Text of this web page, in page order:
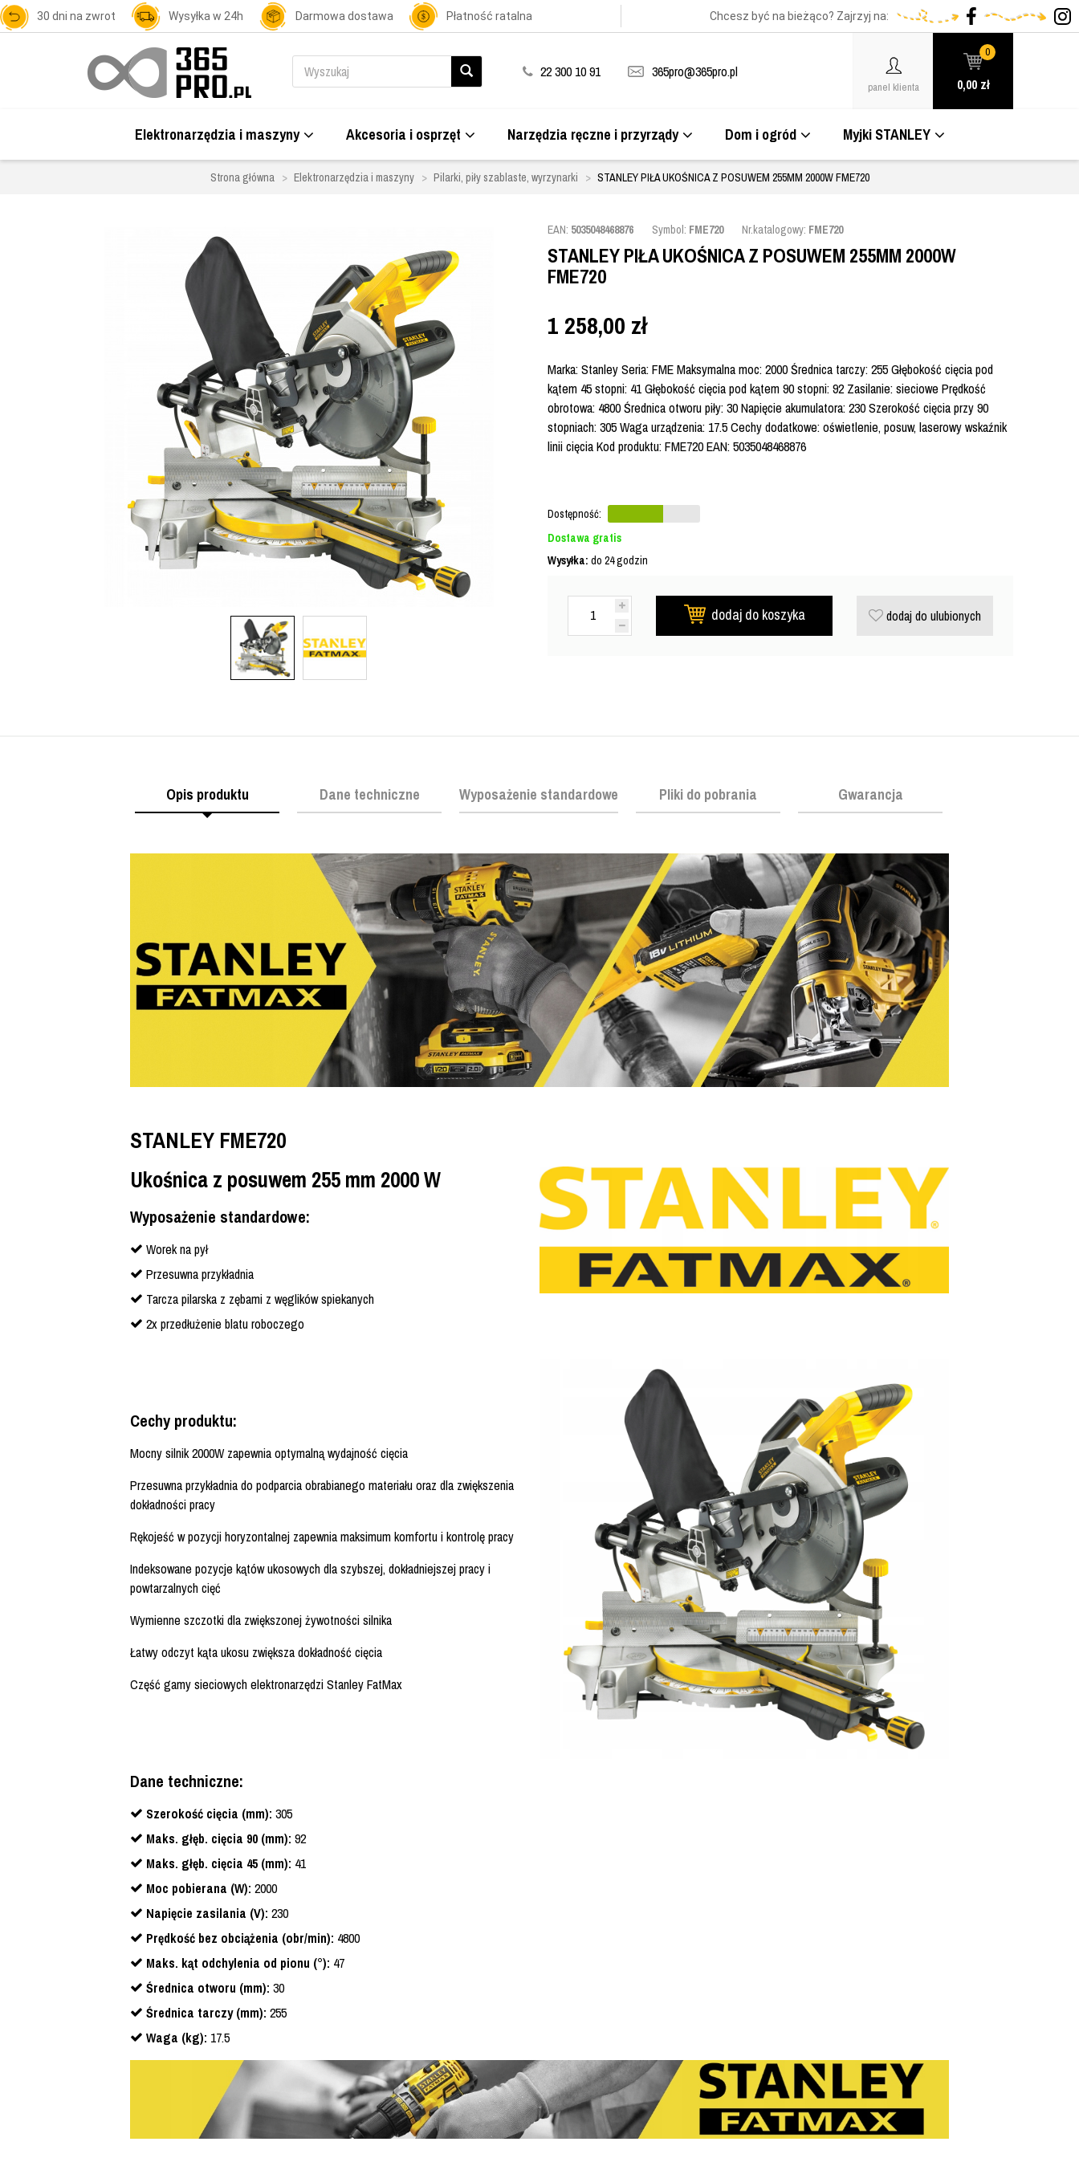
30 dni na zwrot Wysyłka w 24h Darmowa dostawa Płatność ratalna Chcesz być na bieżąco? Zajrzyj na:
22 300 10 91 365pro@365pro.pl
panel klienta
0
0,00 zł
Elektronarzędzia i maszyny Akcesoria i osprzęt Narzędzia ręczne i przyrządy Dom i ogród Myjki STANLEY
Strona główna Elektronarzędzia i maszyny Pilarki, piły szablaste, wyrzynarki STANLEY PIŁA UKOŚNICA Z POSUWEM 255MM 2000W FME720
EAN: 5035048468876 Symbol: FME720 Nr.katalogowy: FME720
STANLEY PIŁA UKOŚNICA Z POSUWEM 255MM 2000W
FME720
1 258,00 zł
Marka: Stanley Seria: FME Maksymalna moc: 2000 Średnica tarczy: 255 Głębokość cięcia pod
kątem 45 stopni: 41 Głębokość cięcia pod kątem 90 stopni: 92 Zasilanie: sieciowe Prędkość
obrotowa: 4800 Średnica otworu piły: 30 Napięcie akumulatora: 230 Szerokość cięcia przy 90
stopniach: 305 Waga urządzenia: 17.5 Cechy dodatkowe: oświetlenie, posuw, laserowy wskaźnik
linii cięcia Kod produktu: FME720 EAN: 5035048468876
Dostępność:
Dostawa gratis
Wysyłka: do 24 godzin
dodaj do koszyka dodaj do ulubionych
Opis produktu Dane techniczne Wyposażenie standardowe Pliki do pobrania Gwarancja
STANLEY FME720
Ukośnica z posuwem 255 mm 2000 W
Wyposażenie standardowe:
Worek na pył
Przesuwna przykładnia
Tarcza pilarska z zębami z węglików spiekanych
2x przedłużenie blatu roboczego
Cechy produktu:
Mocny silnik 2000W zapewnia optymalną wydajność cięcia
Przesuwna przykładnia do podparcia obrabianego materiału oraz dla zwiększenia
dokładności pracy
Rękojeść w pozycji horyzontalnej zapewnia maksimum komfortu i kontrolę pracy
Indeksowane pozycje kątów ukosowych dla szybszej, dokładniejszej pracy i
powtarzalnych cięć
Wymienne szczotki dla zwiększonej żywotności silnika
Łatwy odczyt kąta ukosu zwiększa dokładność cięcia
Część gamy sieciowych elektronarzędzi Stanley FatMax
Dane techniczne:
Szerokość cięcia (mm): 305
Maks. głęb. cięcia 90 (mm): 92
Maks. głęb. cięcia 45 (mm): 41
Moc pobierana (W): 2000
Napięcie zasilania (V): 230
Prędkość bez obciążenia (obr/min): 4800
Maks. kąt odchylenia od pionu (°): 47
Średnica otworu (mm): 30
Średnica tarczy (mm): 255
Waga (kg): 17.5